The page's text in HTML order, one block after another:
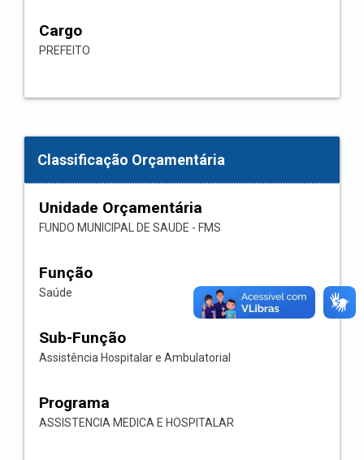
Cargo
PREFEITO
Classificação Orçamentária
Unidade Orçamentária
FUNDO MUNICIPAL DE SAUDE - FMS
Função
Saúde
Sub-Função
Assistência Hospitalar e Ambulatorial
Programa
ASSISTENCIA MEDICA E HOSPITALAR